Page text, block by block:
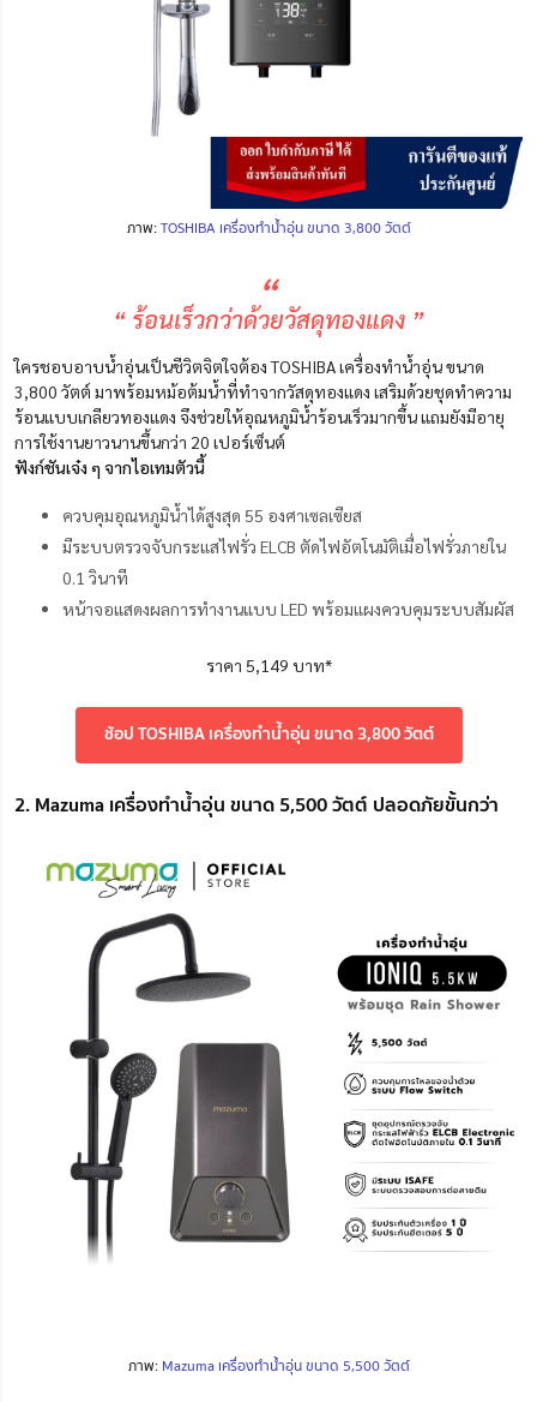
ภาพ:TOSHIBA เครื่องทำน้ำอุ่น ขนาด 3,800 วัตต์
“
“ ร้อนเร็วกว่าด้วยวัสดุทองแดง ”
ใครชอบอาบน้ำอุ่นเป็นชีวิตจิตใจต้อง TOSHIBA เครื่องทำน้ำอุ่น ขนาด
3,800 วัตต์ มาพร้อมหม้อต้มน้ำที่ทำจากวัสดุทองแดง เสริมด้วยชุดทำความ
ร้อนแบบเกลียวทองแดง จึงช่วยให้อุณหภูมิน้ำร้อนเร็วมากขึ้น แถมยังมีอายุ
การใช้งานยาวนานขึ้นกว่า 20 เปอร์เซ็นต์
ฟังก์ชันเจ๋ง ๆ จากไอเทมตัวนี้
ควบคุมอุณหภูมิน้ำได้สูงสุด 55 องศาเซลเซียส
มีระบบตรวจจับกระแสไฟรั่ว ELCB ตัดไฟอัตโนมัติเมื่อไฟรั่วภายใน
0.1 วินาที
หน้าจอแสดงผลการทำงานแบบ LED พร้อมแผงควบคุมระบบสัมผัส
ราคา 5,149 บาท*
ช้อป TOSHIBA เครื่องทำน้ำอุ่น ขนาด 3,800 วัตต์
2. Mazuma เครื่องทำน้ำอุ่น ขนาด 5,500 วัตต์ ปลอดภัยขั้นกว่า
ภาพ: Mazuma เครื่องทำน้ำอุ่น ขนาด 5,500 วัตต์